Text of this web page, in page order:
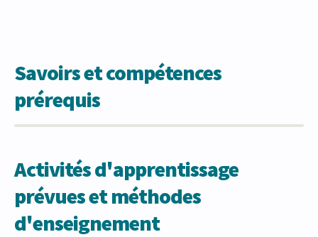
Savoirs et compétences
prérequis
Activités d'apprentissage
prévues et méthodes
d'enseignement